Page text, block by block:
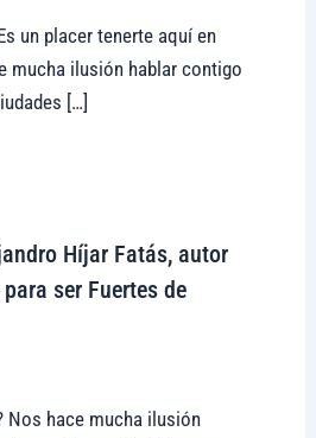
un placer tenerte aquí en
mucha ilusión hablar contigo
[…]
Híjar Fatás, autor
ser Fuertes de
Nos hace mucha ilusión